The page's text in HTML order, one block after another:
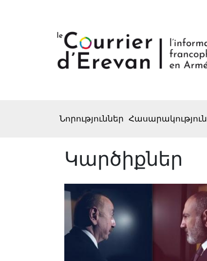
Նորություններ Հասարակություն
Կարծիքներ